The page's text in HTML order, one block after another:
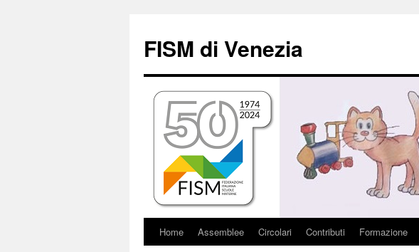
contenuto
FISM di Venezia
Home Assemblee Circolari Contributi Formazione